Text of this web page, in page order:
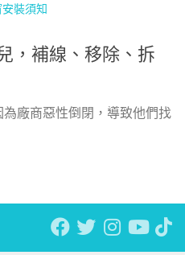
裝須知
，補線、移除、拆
廠商惡性倒閉，導致他們找